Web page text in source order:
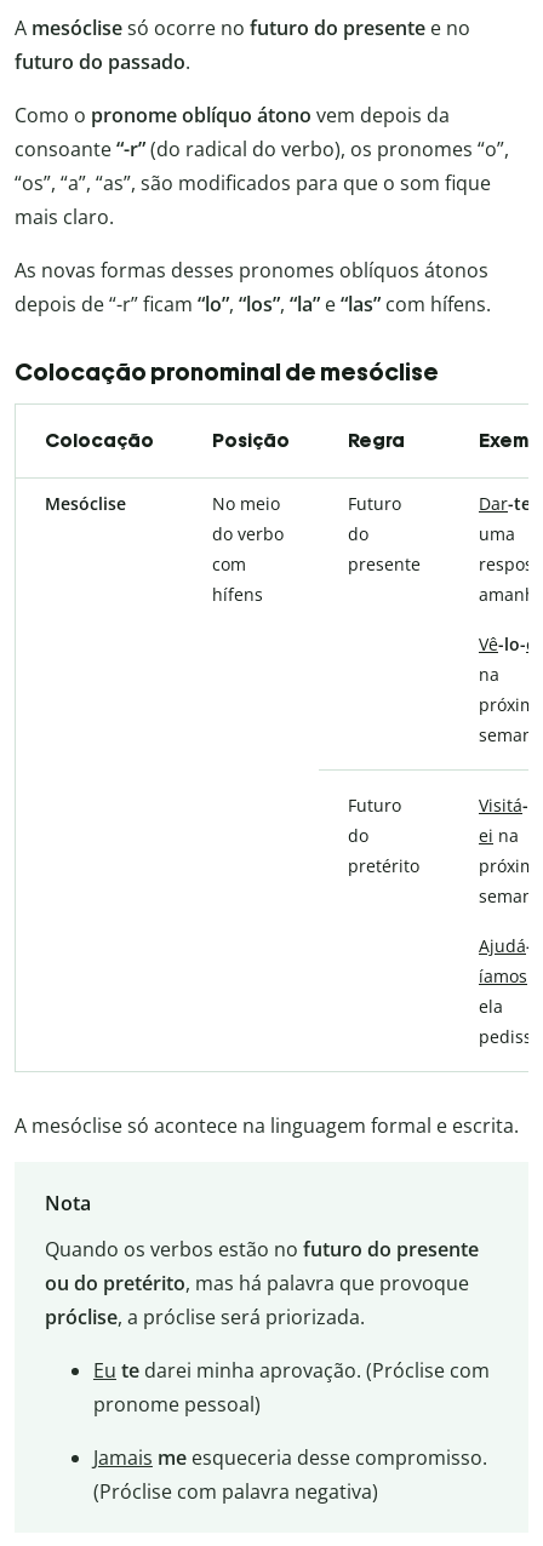
A mesóclisesó ocorre no futuro do presente e no
futuro do passado.
Como o pronome oblíquo átono vem depois da
consoante“-r”(do radical do verbo), os pronomes “o”,
“os”, “a”, “as”, são modificados para que o som fique
mais claro.
As novas formas desses pronomes oblíquos átonos
depois de “-r” ficam “lo”, “los”, “la” e“las” com hífens.
Colocação pronominal de mesóclise
Colocação Posição Regra
Mesóclise
No meio
do verbo
com
hífens
Futuro
do
presente
Dar-te-
uma
Vê-lo-ei
na
Futuro
do
pretérito
Visitá-
ei na
Ajudá-
íamos
ela
A mesóclise só acontece na linguagem formal e escrita.
Nota
Quando os verbos estão no futuro do presente
ou do pretérito, mas há palavra que provoque
próclise, a próclise será priorizada.
Eu tedarei minha aprovação. (Próclise com
pronome pessoal)
Jamais meesqueceria desse compromisso.
(Próclise com palavra negativa)